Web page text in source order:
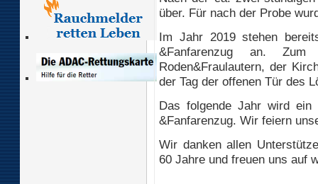
über. Für nach der Probe
Im Jahr 2019 stehen
&Fanfarenzug an.
Roden&Fraulautern, der
der Tag der offenen Tür des
Das folgende Jahr wird ein
&Fanfarenzug. Wir feiern
Wir danken allen
60 Jahre und freuen uns auf